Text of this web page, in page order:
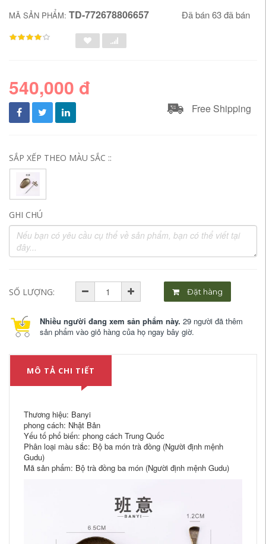
MÃ SẢN PHẨM: TD-772678806657 Đã bán 63 đã bán
540,000 đ
Free Shipping
SẮP XẾP THEO MÀU SẮC ::
GHI CHÚ
SỐ LƯỢNG: Đặt hàng
Nhiều người đang xem sản phẩm này. 29 người đã thêm
sản phẩm vào giỏ hàng của họ ngay bây giờ.
MÔ TẢ CHI TIẾT
Thương hiệu: Banyi
phong cách: Nhật Bản
Yếu tố phổ biến: phong cách Trung Quốc
Phân loại màu sắc: Bộ ba món trà đồng (Người định mệnh
Gudu)
Mã sản phẩm: Bộ trà đồng ba món (Người định mệnh Gudu)